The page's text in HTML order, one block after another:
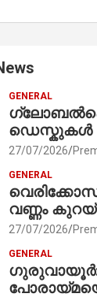
GENERAL
ഡെസ്കുകൾ
27/07/2026
GENERAL
വണ്ണം
27/07/2026
GENERAL
ഗുരുവായൂർ: